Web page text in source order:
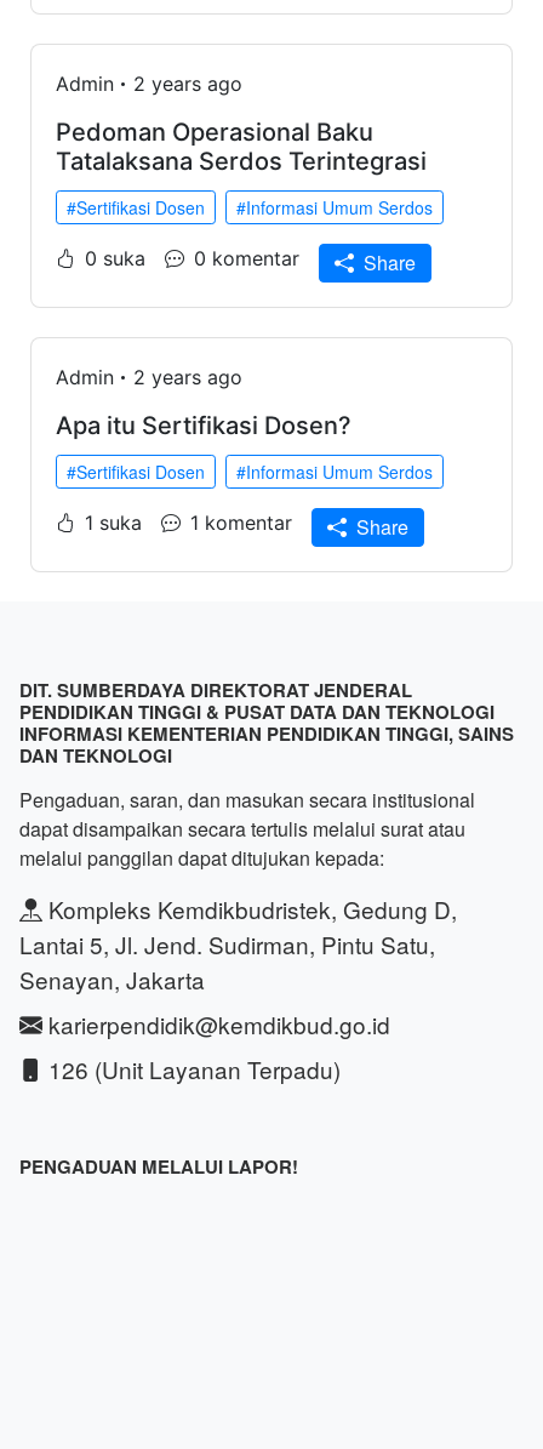
Admin 2 years ago
Pedoman Operasional Baku
Tatalaksana Serdos Terintegrasi
#Sertifikasi Dosen #Informasi Umum Serdos
0 suka 0 komentar Share
Admin 2 years ago
Apa itu Sertifikasi Dosen?
#Sertifikasi Dosen #Informasi Umum Serdos
1 suka 1 komentar Share
DIT. SUMBERDAYA DIREKTORAT JENDERAL
PENDIDIKAN TINGGI & PUSAT DATA DAN TEKNOLOGI
INFORMASI KEMENTERIAN PENDIDIKAN TINGGI, SAINS
DAN TEKNOLOGI
Pengaduan, saran, dan masukan secara institusional
dapat disampaikan secara tertulis melalui surat atau
melalui panggilan dapat ditujukan kepada:
Kompleks Kemdikbudristek, Gedung D,
Lantai 5, Jl. Jend. Sudirman, Pintu Satu,
Senayan, Jakarta
karierpendidik@kemdikbud.go.id
126 (Unit Layanan Terpadu)
PENGADUAN MELALUI LAPOR!